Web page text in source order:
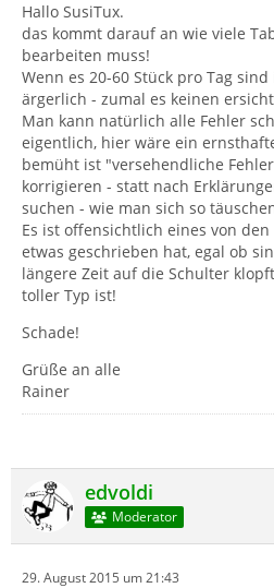
Hallo SusiTux.
das kommt darauf an wie viele
bearbeiten muss!
Wenn es 20-60 Stück pro Tag
ärgerlich - zumal es keinen
Man kann natürlich alle Fehler
eigentlich, hier wäre ein
bemüht ist "versehendliche
korrigieren - statt nach
suchen - wie man sich so
Es ist offensichtlich eines von
etwas geschrieben hat, egal ob
längere Zeit auf die Schulter
toller Typ ist!
Schade!
Grüße an alle
Rainer
edvoldi
Moderator
29. August 2015 um 21:43